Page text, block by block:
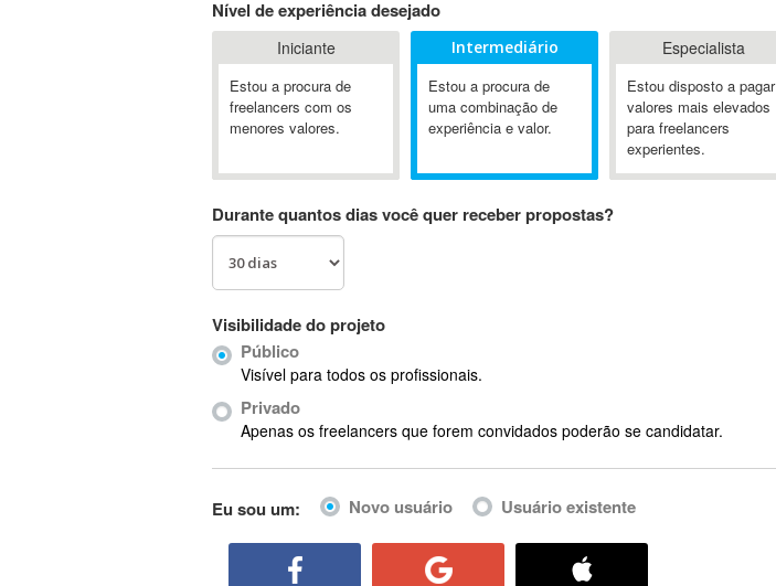
3GSM
4D Dimension
802.11
A&P
A-GPS
Ab Initio
ABIS
AbleCommerce
Ableton Live
Abstract Window Toolkit (AWT)
Nível de experiência desejado
Iniciante
Estou a procura de
freelancers com os
menores valores.
Intermediário
Estou a procura de
uma combinação de
experiência e valor.
Especialista
Estou disposto a pagar
valores mais elevados
para freelancers
experientes.
Durante quantos dias você quer receber propostas?
Visibilidade do projeto
Público
Visível para todos os profissionais.
Privado
Apenas os freelancers que forem convidados poderão se candidatar.
Eu sou um: Novo usuário Usuário existente